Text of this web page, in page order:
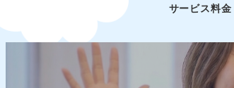
サービス料金